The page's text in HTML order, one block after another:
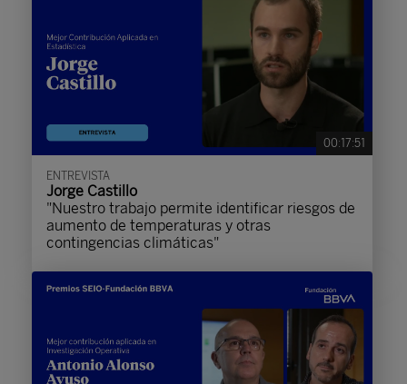
00:17:51
ENTREVISTA
Jorge Castillo
"Nuestro trabajo permite identificar riesgos de
aumento de temperaturas y otras
contingencias climáticas"